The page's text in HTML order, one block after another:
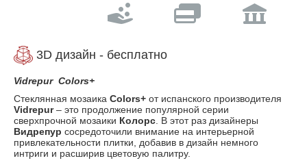
3D дизайн - бесплатно
Vidrepur Colors+
Стеклянная мозаика Colors+ от испанского производителя
Vidrepur– это продолжение популярной серии
сверхпрочной мозаики Колорс . В этот раз дизайнеры
Видрепур сосредоточили внимание на интерьерной
привлекательности плитки, добавив в дизайн немного
интриги и расширив цветовую палитру.